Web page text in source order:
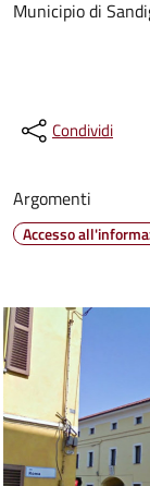
Municipio di
Condividi
Argomenti
Accesso